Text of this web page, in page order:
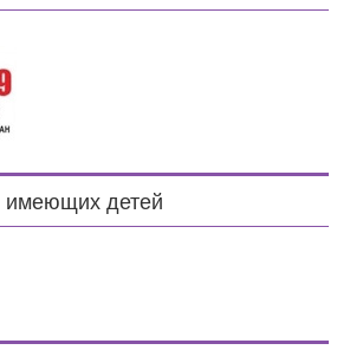
имеющих детей